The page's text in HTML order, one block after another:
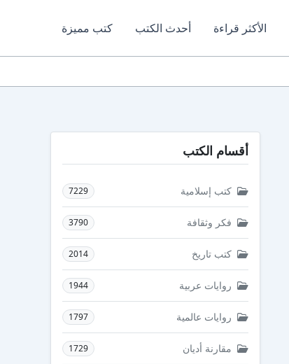
الأكثر قراءة أحدث الكتب كتب مميزة
أقسام الكتب
كتب إسلامية 7229
فكر وثقافة 3790
كتب تاريخ 2014
روايات عربية 1944
روايات عالمية 1797
مقارنة أديان 1729